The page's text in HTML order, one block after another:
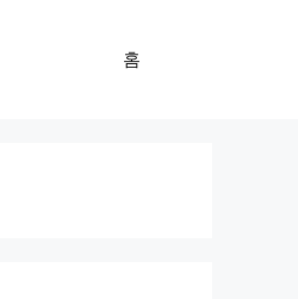
홈